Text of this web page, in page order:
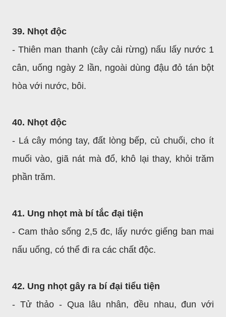
39. Nhọt độc
- Thiên man thanh (cây cải rừng) nấu lấy nước 1
cân, uống ngày 2 lần, ngoài dùng đậu đỏ tán bột
hòa với nước, bôi.
40. Nhọt độc
- Lá cây móng tay, đất lòng bếp, củ chuối, cho ít
muối vào, giã nát mà đổ, khô lại thay, khỏi trăm
phần trăm.
41. Ung nhọt mà bí tắc đại tiện
- Cam thảo sống 2,5 đc, lấy nước giếng ban mai
nấu uống, có thể đi ra các chất độc.
42. Ung nhọt gây ra bí đại tiểu tiện
- Tử thảo - Qua lâu nhân, đều nhau, đun với